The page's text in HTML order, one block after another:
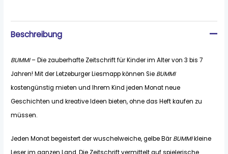
Beschreibung
BUMMI– Die zauberhafte Zeitschrift für Kinder im Alter von 3 bis 7
Jahren! Mit der Letzeburger Liesmapp können Sie BUMMI
kostengünstig mieten und Ihrem Kind jeden Monat neue
Geschichten und kreative Ideen bieten, ohne das Heft kaufen zu
müssen.
Jeden Monat begeistert der wuschelweiche, gelbe Bär BUMMIkleine